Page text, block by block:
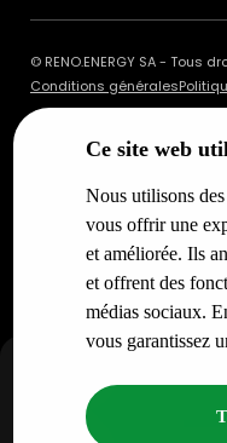
Ce site web
Nous utilisons
vous offrir une
et améliorée. Ils
et offrent des
médias sociaux.
vous garantissez
© RENO.ENERGY SA - Tous
Conditions générales